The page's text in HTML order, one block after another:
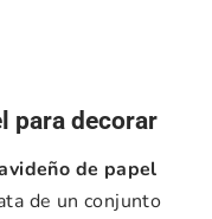
para decorar
de papel
de un conjunto